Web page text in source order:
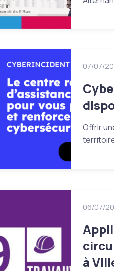
07/07/
Offrir
06/07/
à